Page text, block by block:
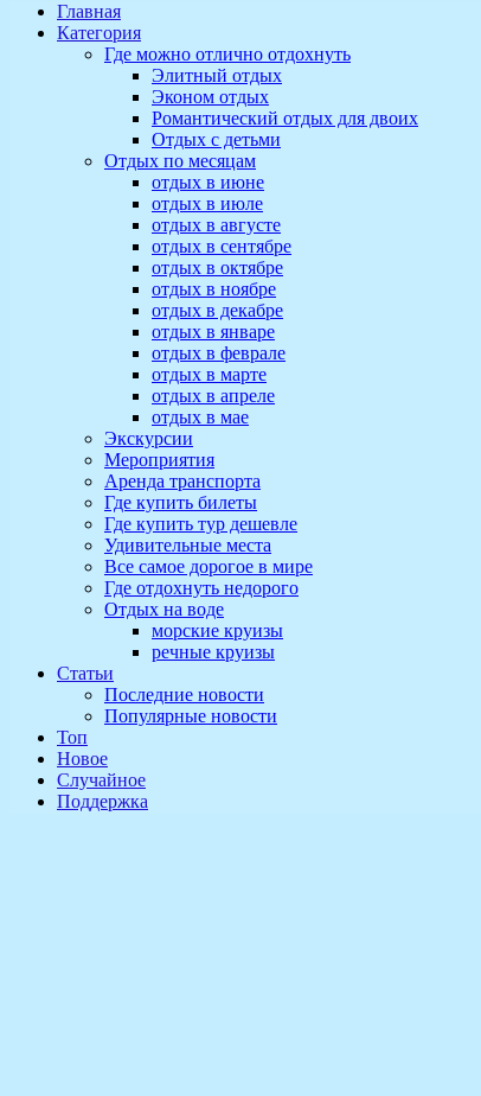
Главная
Категория
Где можно отлично отдохнуть
Элитный отдых
Эконом отдых
Романтический отдых для двоих
Отдых с детьми
Отдых по месяцам
отдых в июне
отдых в июле
отдых в августе
отдых в сентябре
отдых в октябре
отдых в ноябре
отдых в декабре
отдых в январе
отдых в феврале
отдых в марте
отдых в апреле
отдых в мае
Экскурсии
Мероприятия
Аренда транспорта
Где купить билеты
Где купить тур дешевле
Удивительные места
Все самое дорогое в мире
Где отдохнуть недорого
Отдых на воде
морские круизы
речные круизы
Статьи
Последние новости
Популярные новости
Топ
Новое
Случайное
Поддержка